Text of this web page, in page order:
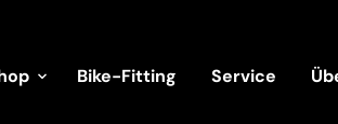
Bike-Fitting Service